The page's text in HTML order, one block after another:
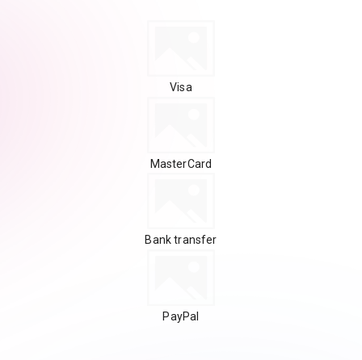
Visa
MasterCard
Bank transfer
PayPal